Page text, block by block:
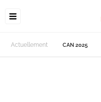
Actuellement CAN 2025